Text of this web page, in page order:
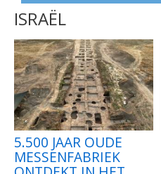
BREADCRUMBS
ISRAËL
5.500 JAAR OUDE
MESSENFABRIEK